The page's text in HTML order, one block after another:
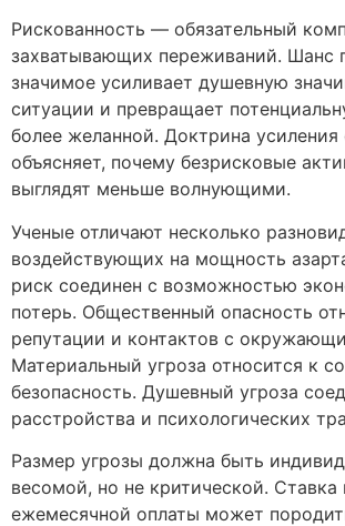
Рискованность — обязательный
захватывающих переживаний. Шанс
значимое усиливает душевную
ситуации и превращает
более желанной. Доктрина усиления
объясняет, почему безрисковые
выглядят меньше волнующими.
Ученые отличают несколько
воздействующих на мощность
риск соединен с возможностью
потерь. Общественный опасность
репутации и контактов с
Материальный угроза относится к
безопасность. Душевный угроза
расстройства и психологических
Размер угрозы должна быть
весомой, но не критической. Ставка
ежемесячной оплаты может